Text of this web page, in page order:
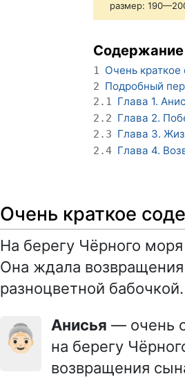
размер:
Содержание
1 Очень
2 Подробный
2.1 Глава 1.
2.2 Глава 2.
2.3 Глава 3.
2.4 Глава 4.
Очень краткое
На берегу Чёрного
Она ждала
разноцветной бабочкой.
👵🏻 Анисья — очень
на берегу
возвращения